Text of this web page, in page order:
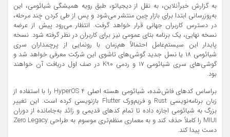
به گزارش خبرآنلاین، به نقل از دیجیاتو، طبق رویه همیشگی شیائومی، این
به‌روزرسانی ابتدا برای بازار چین منتشر می‌شود و پس از طی کردن چند مرحله،
در دسترس کاربران جهانی قرار خواهد گرفت. انتظار می‌رود پیش از عرضه
نسخه نهایی، یک برنامه بتای عمومی نیز برای کاربران در نظر گرفته شود. نسخه
پایدار این سیستم‌عامل احتمالاً هم‌زمان با رونمایی از پرچمداران سری
شیائومی ۱۸ یا نسل جدید گوشی‌های تاشوی این شرکت معرفی خواهد شد و
گوشی‌های سری شیائومی ۱۷ و ردمی K90 در صف اول دریافت آن خواهند
بود.
براساس کدهای فاش‌شده، شیائومی هسته اصلی HyperOS 4 را با استفاده از
زبان برنامه‌نویسی Rust و فریم‌ورک Flutter بازنویسی کرده است. این تغییر
بزرگ به شیائومی اجازه داده تا تمام کدهای قدیمی و زائد به‌جامانده از دوران
MIUI را کاملاً حذف کند و به معماری منظم‌تری موسوم به طراحی Zero Legacy
دست پیدا کند.